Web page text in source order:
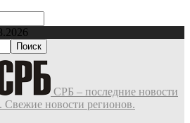
СРБ – последние новости
Свежие новости регионов.